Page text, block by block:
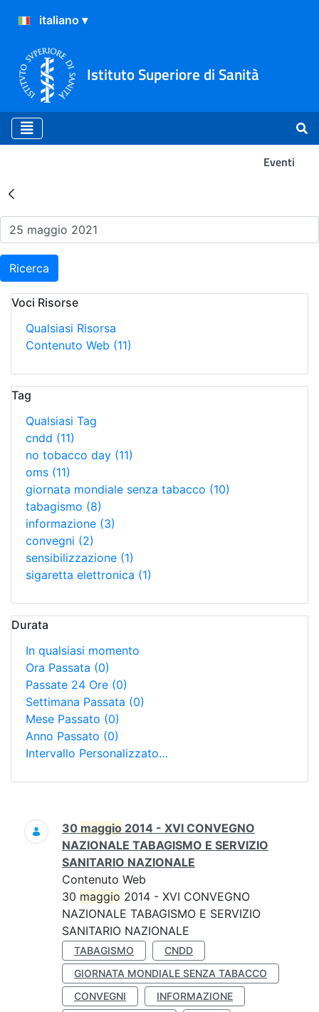
Istituto Superiore di Sanità
Eventi
Risultati della Ricerca -
Ricerca
Voci Risorse
Qualsiasi Risorsa
Contenuto Web (11)
Tag
Qualsiasi Tag
cndd (11)
no tobacco day (11)
oms (11)
giornata mondiale senza tabacco (10)
tabagismo (8)
informazione (3)
convegni (2)
sensibilizzazione (1)
sigaretta elettronica (1)
Durata
In qualsiasi momento
Ora Passata (0)
Passate 24 Ore (0)
Settimana Passata (0)
Mese Passato (0)
Anno Passato (0)
Intervallo Personalizzato…
Ricerca
30 maggio 2014 - XVI CONVEGNO
NAZIONALE TABAGISMO E SERVIZIO
SANITARIO NAZIONALE
Contenuto Web
30 maggio 2014 - XVI CONVEGNO
NAZIONALE TABAGISMO E SERVIZIO
SANITARIO NAZIONALE
TABAGISMO
CNDD
GIORNATA MONDIALE SENZA TABACCO
CONVEGNI
INFORMAZIONE